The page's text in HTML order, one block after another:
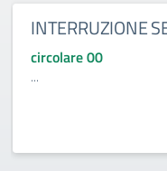
INTERRUZIONE
circolare 00
...